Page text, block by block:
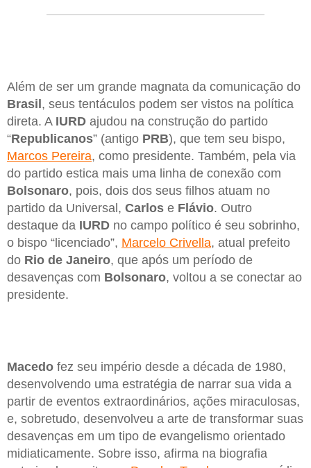
Além de ser um grande magnata da comunicação do
Brasil , seus tentáculos podem ser vistos na política
direta. A IURD ajudou na construção do partido
“Republicanos” (antigo PRB), que tem seu bispo,
Marcos Pereira, como presidente. Também, pela via
do partido estica mais uma linha de conexão com
Bolsonaro, pois, dois dos seus filhos atuam no
partido da Universal, Carlos e Flávio. Outro
destaque da IURD no campo político é seu sobrinho,
o bispo “licenciado”, Marcelo Crivella, atual prefeito
do Rio de Janeiro, que após um período de
desavenças com Bolsonaro, voltou a se conectar ao
presidente.
Macedo fez seu império desde a década de 1980,
desenvolvendo uma estratégia de narrar sua vida a
partir de eventos extraordinários, ações miraculosas,
e, sobretudo, desenvolveu a arte de transformar suas
desavenças em um tipo de evangelismo orientado
midiaticamente. Sobre isso, afirma na biografia